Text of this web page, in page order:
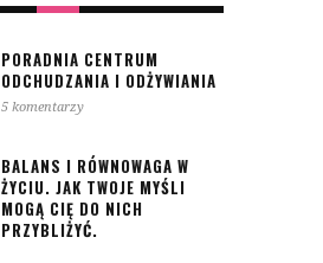
PORADNIA CENTRUM
ODCHUDZANIA I ODŻYWIANIA
5 komentarzy
BALANS I RÓWNOWAGA W
ŻYCIU. JAK TWOJE MYŚLI
MOGĄ CIĘ DO NICH
PRZYBLIŻYĆ.